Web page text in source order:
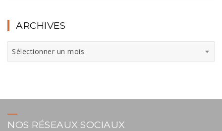
ARCHIVES
Archives
Sélectionner un mois
NOS RÉSEAUX SOCIAUX